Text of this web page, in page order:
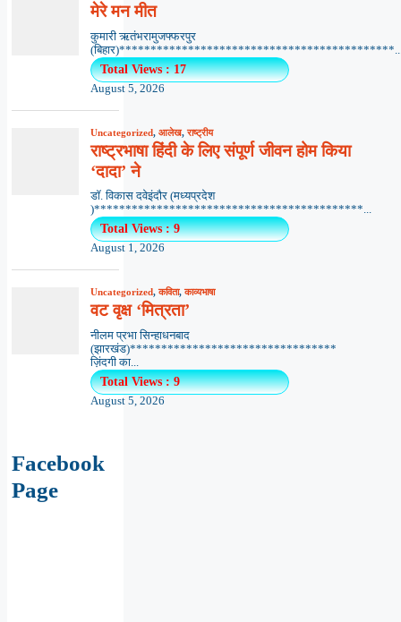
मेरे मन मीत
कुमारी ऋतंभरामुजफ्फरपुर
Total Views : 17
August 5, 2026
Uncategorized, आलेख,राष्ट्रीय
राष्ट्रभाषा हिंदी के लिए संपूर्ण जीवन होम किया
‘दादा’ ने
डॉ. विकास दवेइंदौर (मध्यप्रदेश
)*******************************************...
Total Views : 9
August 1, 2026
Uncategorized,कविता,काव्यभाषा
वट वृक्ष ‘मित्रता’
नीलम प्रभा सिन्हाधनबाद
(झारखंड)*********************************
ज़िंदगी का...
Total Views : 9
August 5, 2026
Facebook
Page